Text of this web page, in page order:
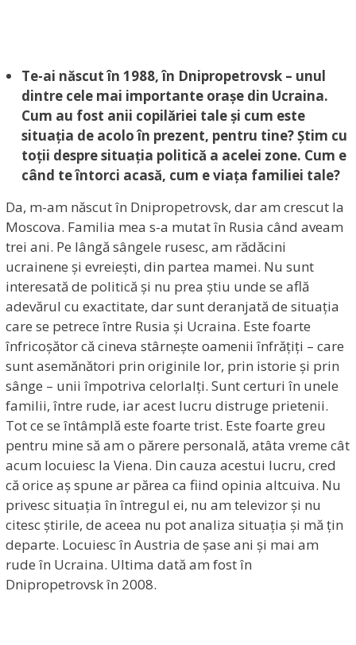
Te-ai născut în 1988, în Dnipropetrovsk – unul
dintre cele mai importante orașe din Ucraina.
Cum au fost anii copilăriei tale și cum este
situația de acolo în prezent, pentru tine? Știm cu
toții despre situația politică a acelei zone. Cum e
când te întorci acasă, cum e viața familiei tale?
Da, m-am născut în Dnipropetrovsk, dar am crescut la
Moscova. Familia mea s-a mutat în Rusia când aveam
trei ani. Pe lângă sângele rusesc, am rădăcini
ucrainene și evreiești, din partea mamei. Nu sunt
interesată de politică și nu prea știu unde se află
adevărul cu exactitate, dar sunt deranjată de situația
care se petrece între Rusia și Ucraina. Este foarte
înfricoșător că cineva stârnește oamenii înfrățiți – care
sunt asemănători prin originile lor, prin istorie și prin
sânge – unii împotriva celorlalți. Sunt certuri în unele
familii, între rude, iar acest lucru distruge prietenii.
Tot ce se întâmplă este foarte trist. Este foarte greu
pentru mine să am o părere personală, atâta vreme cât
acum locuiesc la Viena. Din cauza acestui lucru, cred
că orice aș spune ar părea ca fiind opinia altcuiva. Nu
privesc situația în întregul ei, nu am televizor și nu
citesc știrile, de aceea nu pot analiza situația și mă țin
departe. Locuiesc în Austria de șase ani și mai am
rude în Ucraina. Ultima dată am fost în
Dnipropetrovsk în 2008.